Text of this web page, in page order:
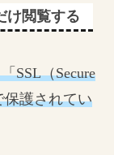
け閲覧する
SSL（Secure
保護されてい